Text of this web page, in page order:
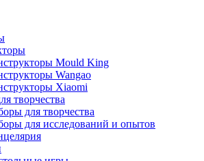
Mould King
Wangao
Xiaomi
творчества
для творчества
для исследований и опытов